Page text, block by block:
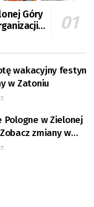
Góry
wakacyjny festyn
w Zatoniu
Pologne w Zielonej
zmiany w
ruchu